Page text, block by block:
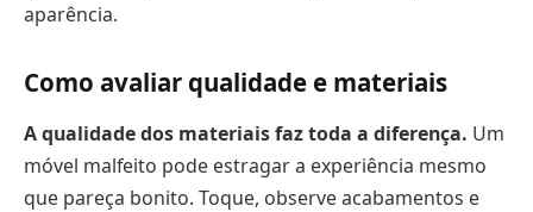
aparência.
Como avaliar qualidade e materiais
A qualidade dos materiais faz toda a diferença. Um
móvel malfeito pode estragar a experiência mesmo
que pareça bonito. Toque, observe acabamentos e